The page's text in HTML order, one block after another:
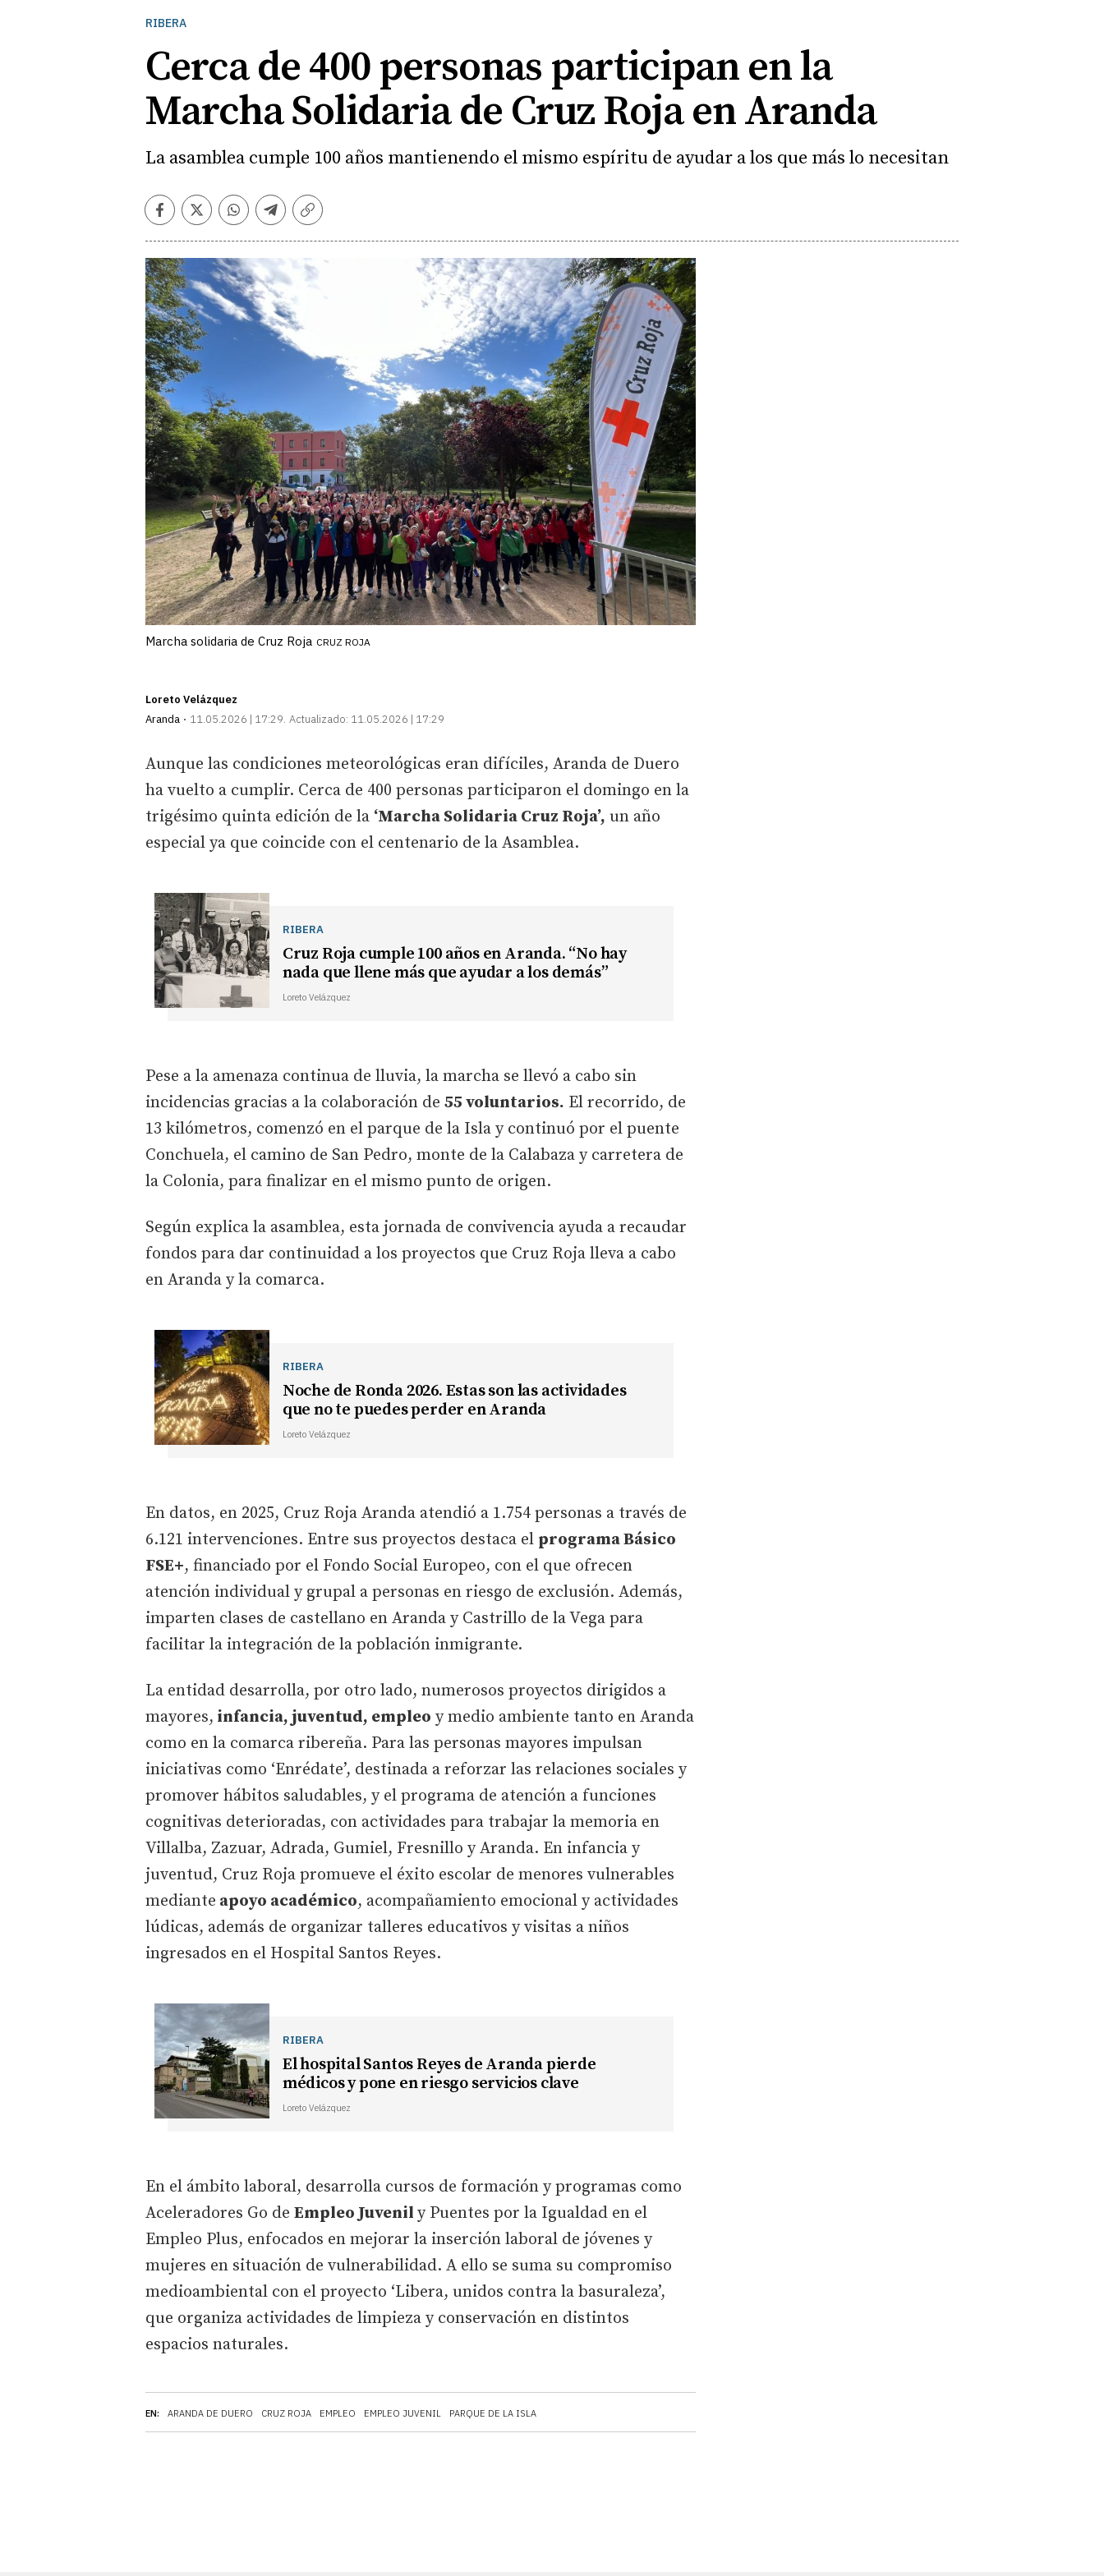
RIBERA
Cerca de 400 personas participan en la
Marcha Solidaria de Cruz Roja en Aranda
La asamblea cumple 100 años mantienendo el mismo espíritu de ayudar a los que más lo necesitan
Facebook
TwitterWhatsapp
Telegram
Copiar
Marcha solidaria de Cruz Roja CRUZ ROJA
Loreto Velázquez
Aranda
11.05.2026 | 17:29 Actualizado: 11.05.2026 | 17:29
EN: ARANDA DE DUERO CRUZ ROJA EMPLEO EMPLEO JUVENIL PARQUE DE LA ISLA
Aunque las condiciones meteorológicas eran difíciles, Aranda de Duero
ha vuelto a cumplir. Cerca de 400 personas participaron el domingo en la
trigésimo quinta edición de la ‘Marcha Solidaria Cruz Roja’, un año
especial ya que coincide con el centenario de la Asamblea.
RIBERA
Cruz Roja cumple 100 años en Aranda. “No hay
nada que llene más que ayudar a los demás”
Loreto Velázquez
Pese a la amenaza continua de lluvia, la marcha se llevó a cabo sin
incidencias gracias a la colaboración de 55 voluntarios. El recorrido, de
13 kilómetros, comenzó en el parque de la Isla y continuó por el puente
Conchuela, el camino de San Pedro, monte de la Calabaza y carretera de
la Colonia, para finalizar en el mismo punto de origen.
Según explica la asamblea, esta jornada de convivencia ayuda a recaudar
fondos para dar continuidad a los proyectos que Cruz Roja lleva a cabo
en Aranda y la comarca.
RIBERA
Noche de Ronda 2026. Estas son las actividades
que no te puedes perder en Aranda
Loreto Velázquez
En datos, en 2025, Cruz Roja Aranda atendió a 1.754 personas a través de
6.121 intervenciones. Entre sus proyectos destaca el programa Básico
FSE+, financiado por el Fondo Social Europeo, con el que ofrecen
atención individual y grupal a personas en riesgo de exclusión. Además,
imparten clases de castellano en Aranda y Castrillo de la Vega para
facilitar la integración de la población inmigrante.
La entidad desarrolla, por otro lado, numerosos proyectos dirigidos a
mayores, infancia, juventud, empleo y medio ambiente tanto en Aranda
como en la comarca ribereña. Para las personas mayores impulsan
iniciativas como ‘Enrédate’, destinada a reforzar las relaciones sociales y
promover hábitos saludables, y el programa de atención a funciones
cognitivas deterioradas, con actividades para trabajar la memoria en
Villalba, Zazuar, Adrada, Gumiel, Fresnillo y Aranda. En infancia y
juventud, Cruz Roja promueve el éxito escolar de menores vulnerables
mediante apoyo académico, acompañamiento emocional y actividades
lúdicas, además de organizar talleres educativos y visitas a niños
ingresados en el Hospital Santos Reyes.
RIBERA
El hospital Santos Reyes de Aranda pierde
médicos y pone en riesgo servicios clave
Loreto Velázquez
En el ámbito laboral, desarrolla cursos de formación y programas como
Aceleradores Go de Empleo Juvenil y Puentes por la Igualdad en el
Empleo Plus, enfocados en mejorar la inserción laboral de jóvenes y
mujeres en situación de vulnerabilidad. A ello se suma su compromiso
medioambiental con el proyecto ‘Libera, unidos contra la basuraleza’,
que organiza actividades de limpieza y conservación en distintos
espacios naturales.